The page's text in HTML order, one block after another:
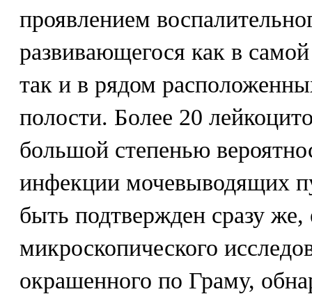
проявлением
развивающегося как в
так и в рядом
полости. Более 20
большой степенью
инфекции мочевыводящих
быть подтвержден сразу
микроскопического
окрашенного по Граму,